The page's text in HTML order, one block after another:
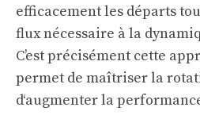
efficacement les départs
flux nécessaire à la
C’est précisément cette
permet de maîtriser la
d‘augmenter la